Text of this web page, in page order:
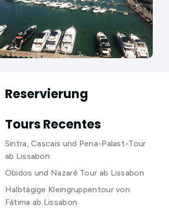
Reservierung
Tours Recentes
Sintra, Cascais und Pena-Palast-Tour
ab Lissabon
Obidos und Nazaré Tour ab Lissabon
Halbtägige Kleingruppentour von
Fátima ab Lissabon